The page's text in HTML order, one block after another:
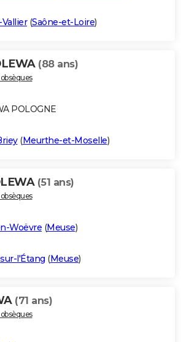
(Saône-et-Loire)
(88 ans)
POLOGNE
(Meurthe-et-Moselle)
(51 ans)
Woëvre (Meuse)
l'Étang (Meuse)
(71 ans)